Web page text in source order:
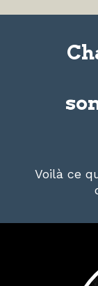
Voilà ce